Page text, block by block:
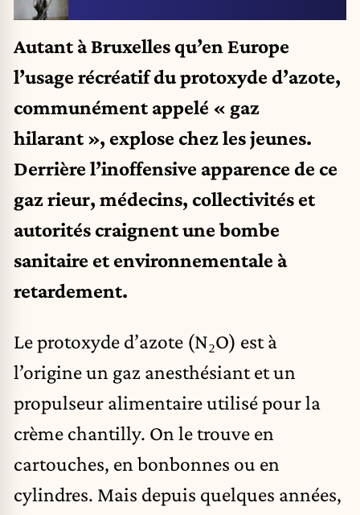
Autant à Bruxelles qu’en Europe
l’usage récréatif du protoxyde d’azote,
communément appelé « gaz
hilarant », explose chez les jeunes.
Derrière l’inoffensive apparence de ce
gaz rieur, médecins, collectivités et
autorités craignent une bombe
sanitaire et environnementale à
retardement.
Le protoxyde d’azote (N₂O) est à
l’origine un gaz anesthésiant et un
propulseur alimentaire utilisé pour la
crème chantilly. On le trouve en
cartouches, en bonbonnes ou en
cylindres. Mais depuis quelques années,